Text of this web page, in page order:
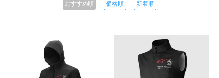
おすすめ順 価格順 新着順